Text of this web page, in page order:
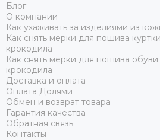
Блог
О компании
Как ухаживать за изделиями из
Как снять мерки для пошива
крокодила
Как снять мерки для пошива обуви
крокодила
Доставка и оплата
Оплата Долями
Обмен и возврат товара
Гарантия качества
Обратная связь
Контакты